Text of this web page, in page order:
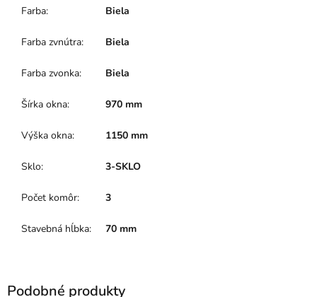
Farba: Biela
Farba zvnútra: Biela
Farba zvonka: Biela
Šírka okna: 970 mm
Výška okna: 1150 mm
Sklo: 3-SKLO
Počet komôr: 3
Stavebná hĺbka: 70 mm